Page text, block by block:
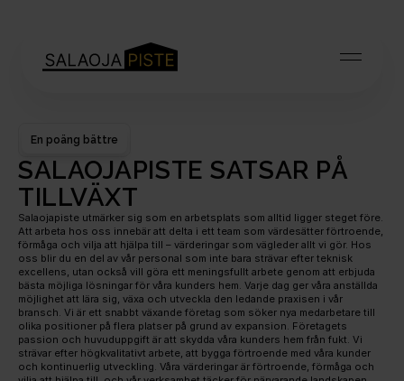
En poäng bättre
SALAOJAPISTE SATSAR PÅ
TILLVÄXT
Salaojapiste utmärker sig som en arbetsplats som alltid ligger steget före.
Att arbeta hos oss innebär att delta i ett team som värdesätter förtroende,
förmåga och vilja att hjälpa till – värderingar som vägleder allt vi gör. Hos
oss blir du en del av vår personal som inte bara strävar efter teknisk
excellens, utan också vill göra ett meningsfullt arbete genom att erbjuda
bästa möjliga lösningar för våra kunders hem. Varje dag ger våra anställda
möjlighet att lära sig, växa och utveckla den ledande praxisen i vår
bransch. Vi är ett snabbt växande företag som söker nya medarbetare till
olika positioner på flera platser på grund av expansion. Företagets
passion och huvuduppgift är att skydda våra kunders hem från fukt. Vi
strävar efter högkvalitativt arbete, att bygga förtroende med våra kunder
och kontinuerlig utveckling. Våra värderingar är förtroende, förmåga och